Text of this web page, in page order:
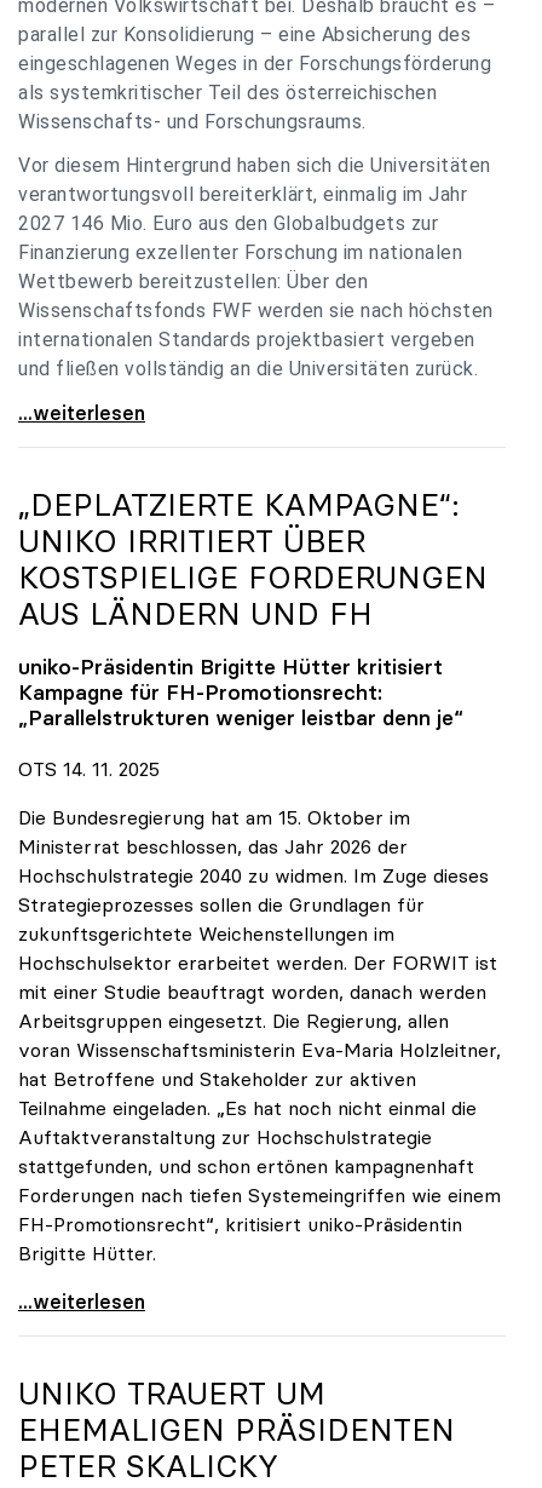
modernen Volkswirtschaft bei. Deshalb braucht es –
parallel zur Konsolidierung – eine Absicherung des
eingeschlagenen Weges in der Forschungsförderung
als systemkritischer Teil des österreichischen
Wissenschafts- und Forschungsraums.
Vor diesem Hintergrund haben sich die Universitäten
verantwortungsvoll bereiterklärt, einmalig im Jahr
2027 146 Mio. Euro aus den Globalbudgets zur
Finanzierung exzellenter Forschung im nationalen
Wettbewerb bereitzustellen: Über den
Wissenschaftsfonds FWF werden sie nach höchsten
internationalen Standards projektbasiert vergeben
und fließen vollständig an die Universitäten zurück.
Gemeinsam für einen starken Wissenschafts- und
...weiterlesen
„DEPLATZIERTE KAMPAGNE“:
UNIKO IRRITIERT ÜBER
KOSTSPIELIGE FORDERUNGEN
AUS LÄNDERN UND FH
uniko-Präsidentin Brigitte Hütter kritisiert
Kampagne für FH-Promotionsrecht:
„Parallelstrukturen weniger leistbar denn je“
OTS 14. 11. 2025
Die Bundesregierung hat am 15. Oktober im
Ministerrat beschlossen, das Jahr 2026 der
Hochschulstrategie 2040 zu widmen. Im Zuge dieses
Strategieprozesses sollen die Grundlagen für
zukunftsgerichtete Weichenstellungen im
Hochschulsektor erarbeitet werden. Der FORWIT ist
mit einer Studie beauftragt worden, danach werden
Arbeitsgruppen eingesetzt. Die Regierung, allen
voran Wissenschaftsministerin Eva-Maria Holzleitner,
hat Betroffene und Stakeholder zur aktiven
Teilnahme eingeladen. „Es hat noch nicht einmal die
Auftaktveranstaltung zur Hochschulstrategie
stattgefunden, und schon ertönen kampagnenhaft
Forderungen nach tiefen Systemeingriffen wie einem
FH-Promotionsrecht“, kritisiert uniko-Präsidentin
Brigitte Hütter.
„Deplatzierte Kampagne“: uniko irritiert über
...weiterlesen
UNIKO TRAUERT UM
EHEMALIGEN PRÄSIDENTEN
PETER SKALICKY